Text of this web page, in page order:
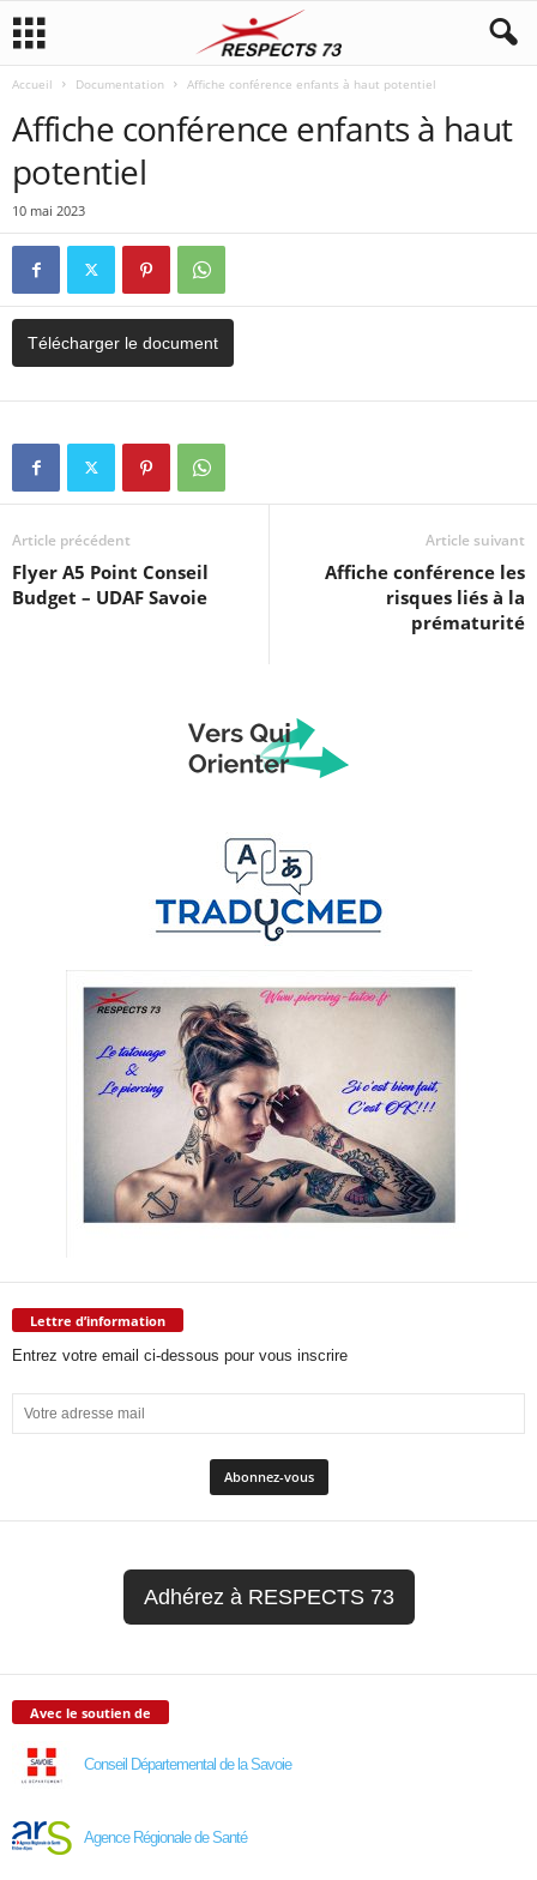
Accueil Documentation Affiche conférence enfants à haut potentiel
Affiche conférence enfants à haut
potentiel
10 mai 2023
Télécharger le document
Article précédent
Flyer A5 Point Conseil
Budget – UDAF Savoie
Article suivant
Affiche conférence les
risques liés à la
prématurité
Lettre d’information
Entrez votre email ci-dessous pour vous inscrire
Adhérez à RESPECTS 73
Avec le soutien de
Conseil Départemental de la Savoie
Agence Régionale de Santé